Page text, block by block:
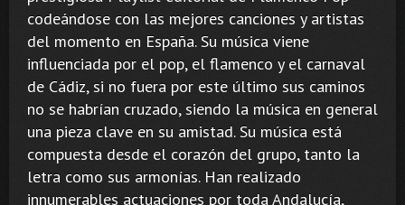
codeándose con las mejores canciones y artistas
del momento en España. Su música viene
influenciada por el pop, el flamenco y el carnaval
de Cádiz, si no fuera por este último sus caminos
no se habrían cruzado, siendo la música en general
una pieza clave en su amistad. Su música está
compuesta desde el corazón del grupo, tanto la
letra como sus armonías. Han realizado
innumerables actuaciones por toda Andalucía,